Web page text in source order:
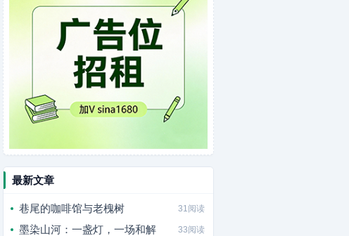
最新文章
巷尾的咖啡馆与老槐树 31阅读
墨染山河：一盏灯，一场和解 33阅读